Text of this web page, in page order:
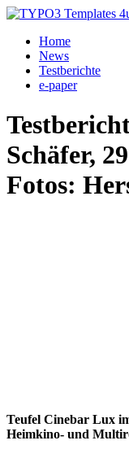
Home
News
Testberichte
e-paper
Schäfer,
Fotos:
Teufel Cinebar Lux
Heimkino- und